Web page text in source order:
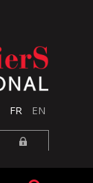
FR EN